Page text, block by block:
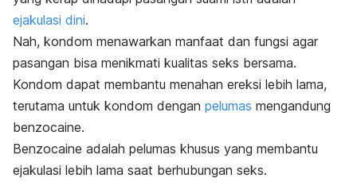
ejakulasi dini.
Nah, kondom menawarkan manfaat dan fungsi agar
pasangan bisa menikmati kualitas seks bersama.
Kondom dapat membantu menahan ereksi lebih lama,
terutama untuk kondom dengan pelumas mengandung
benzocaine.
Benzocaine adalah pelumas khusus yang membantu
ejakulasi lebih lama saat berhubungan seks.